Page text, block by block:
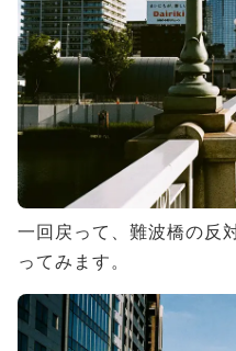
一回戻って、難波橋の反
ってみます。